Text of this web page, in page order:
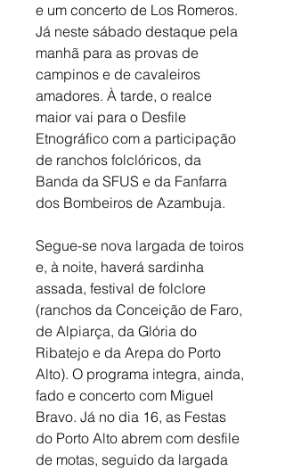
e um concerto de Los Romeros.
Já neste sábado destaque pela
manhã para as provas de
campinos e de cavaleiros
amadores. À tarde, o realce
maior vai para o Desfile
Etnográfico com a participação
de ranchos folclóricos, da
Banda da SFUS e da Fanfarra
dos Bombeiros de Azambuja.
Segue-se nova largada de toiros
e, à noite, haverá sardinha
assada, festival de folclore
(ranchos da Conceição de Faro,
de Alpiarça, da Glória do
Ribatejo e da Arepa do Porto
Alto). O programa integra, ainda,
fado e concerto com Miguel
Bravo. Já no dia 16, as Festas
do Porto Alto abrem com desfile
de motas, seguido da largada